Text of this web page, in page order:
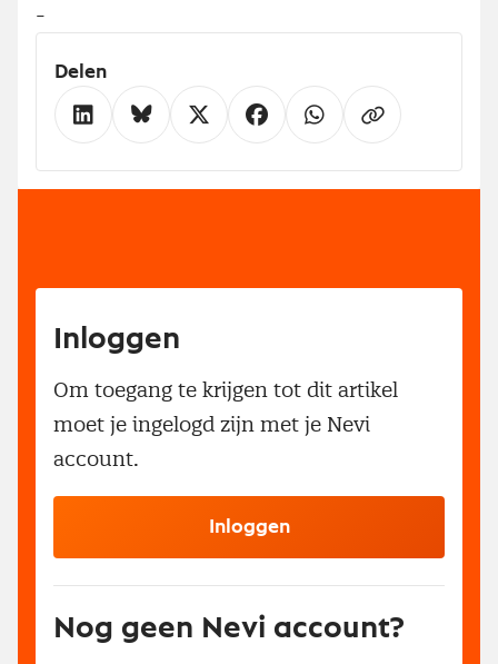
-
Delen
Inloggen
Om toegang te krijgen tot dit artikel
moet je ingelogd zijn met je Nevi
account.
Inloggen
Nog geen Nevi account?